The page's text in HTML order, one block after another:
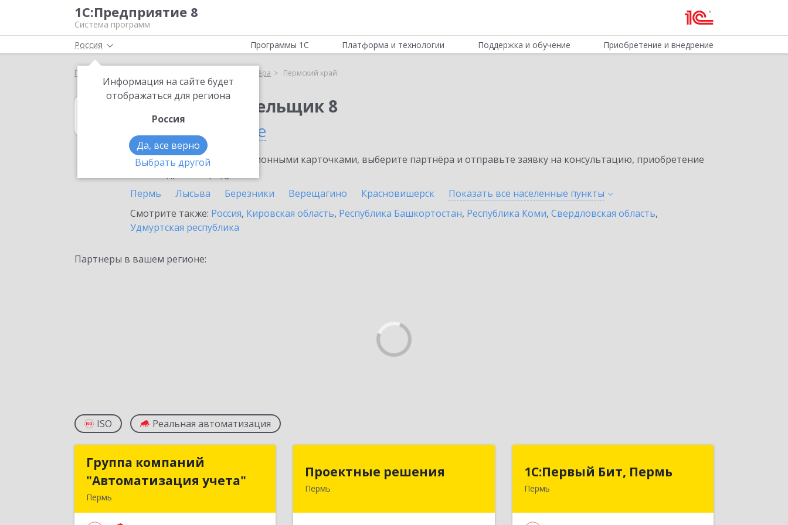
1С:Предприятие 8
Система программ
Россия
Информация на сайте будет
отображаться для региона
Россия
Да, все верно
Выбрать другой
Программы 1С Платформа и технологии Поддержка и обучение Приобретение и внедрение
Главная Выбор партнёра Пермский край
1С:Налогоплательщик 8
в Пермском крае
Ознакомьтесь с информационными карточками, выберите партнёра и отправьте заявку на консультацию, приобретение
Пермь
Лысьва Березники Верещагино Красновишерск Показать все населенные пункты
Смотрите также: Россия, Кировская область, Республика Башкортостан, Республика Коми, Свердловская область,
Удмуртская республика
Партнеры в вашем регионе:
ISO Реальная автоматизация
Группа компаний
"Автоматизация учета"
Пермь
Группа компаний
"Автоматизация учета"
Проектные решения
Пермь
1С:Первый Бит, Пермь
Пермь
1С:Первый Бит, Пермь